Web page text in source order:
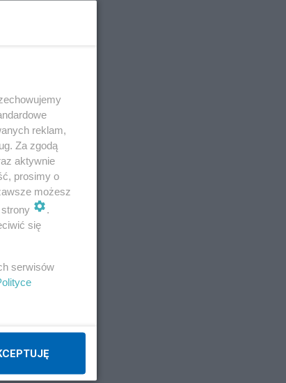
reklam,
Za zgodą
aktywnie
prosimy o
możesz
.
się
serwisów